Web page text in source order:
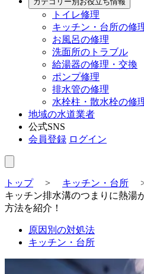
トイレ修理
キッチン・台所の修
お風呂の修理
洗面所のトラブル
給湯器の修理・交換
ポンプ修理
排水管の修理
水栓柱・散水栓の修
地域の水道業者
公式SNS
会員登録 ログイン
トップ> キッチン・台所
キッチン排水溝のつまりに熱湯
方法を紹介！
原因別の対処法
キッチン・台所